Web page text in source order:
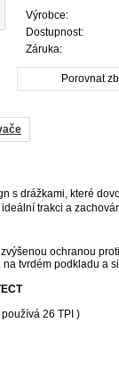
Výrobce:
Dostupnost:
Záruka:
Porovnat
s drážkami, které
trakci a
ochranou
na tvrdém podkladu a
26 TPI )